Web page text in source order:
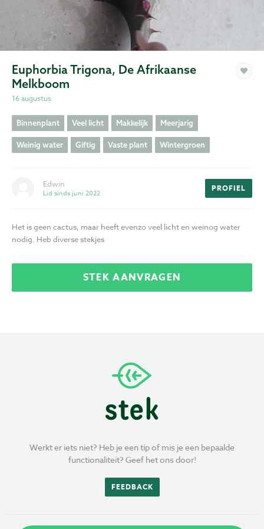
Voorwaarden
Euphorbia Trigona, De Afrikaanse
Melkboom
16 augustus
Binnenplant Veel licht Makkelijk Meerjarig
Weinig water Giftig Vaste plant Wintergroen
Edwin
Lid sinds juni 2022
PROFIEL
Het is geen cactus, maar heeft evenzo veel licht en weinog water
nodig. Heb diverse stekjes
STEK AANVRAGEN
Werkt er iets niet? Heb je een tip of mis je een bepaalde
functionaliteit? Geef het ons door!
FEEDBACK